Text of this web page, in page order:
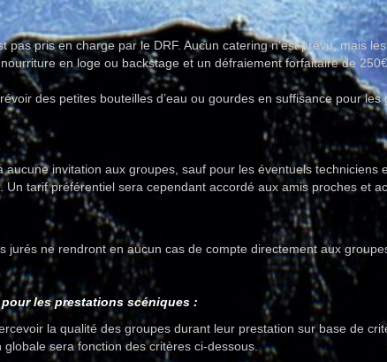
pas pris en charge par le DRF. Aucun catering n’est prévu, mais
en loge ou backstage et un défraiement forfaitaire de
des petites bouteilles d’eau ou gourdes en suffisance pour
aucune invitation aux groupes, sauf pour les éventuels techniciens
Un tarif préférentiel sera cependant accordé aux amis proches et
jurés ne rendront en aucun cas de compte directement aux
pour les prestations scéniques :
la qualité des groupes durant leur prestation sur base de
globale sera fonction des critères ci-dessous.